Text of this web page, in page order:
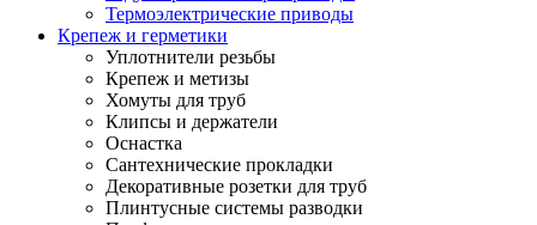
Термоэлектрические приводы
Крепеж и герметики
Уплотнители резьбы
Крепеж и метизы
Хомуты для труб
Клипсы и держатели
Оснастка
Сантехнические прокладки
Декоративные розетки для труб
Плинтусные системы разводки